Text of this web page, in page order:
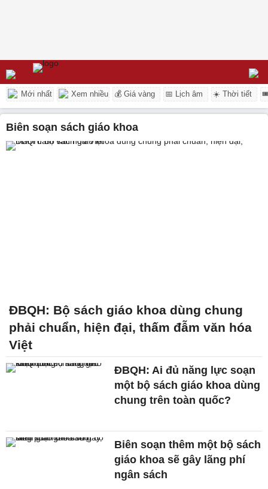
Mới nhất Xem nhiều 💰 Giá vàng 📅 Lịch âm ☀️ Thời tiết
biên soạn sách giáo khoa
ĐBQH: Bộ sách giáo khoa dùng chung
phải chuẩn, hiện đại, thấm đẫm văn hóa
Việt
ĐBQH: Ai đủ năng lực soạn
một bộ sách giáo khoa dùng
chung trên toàn quốc?
Biên soạn thêm một bộ sách
giáo khoa sẽ gây lãng phí
ngân sách